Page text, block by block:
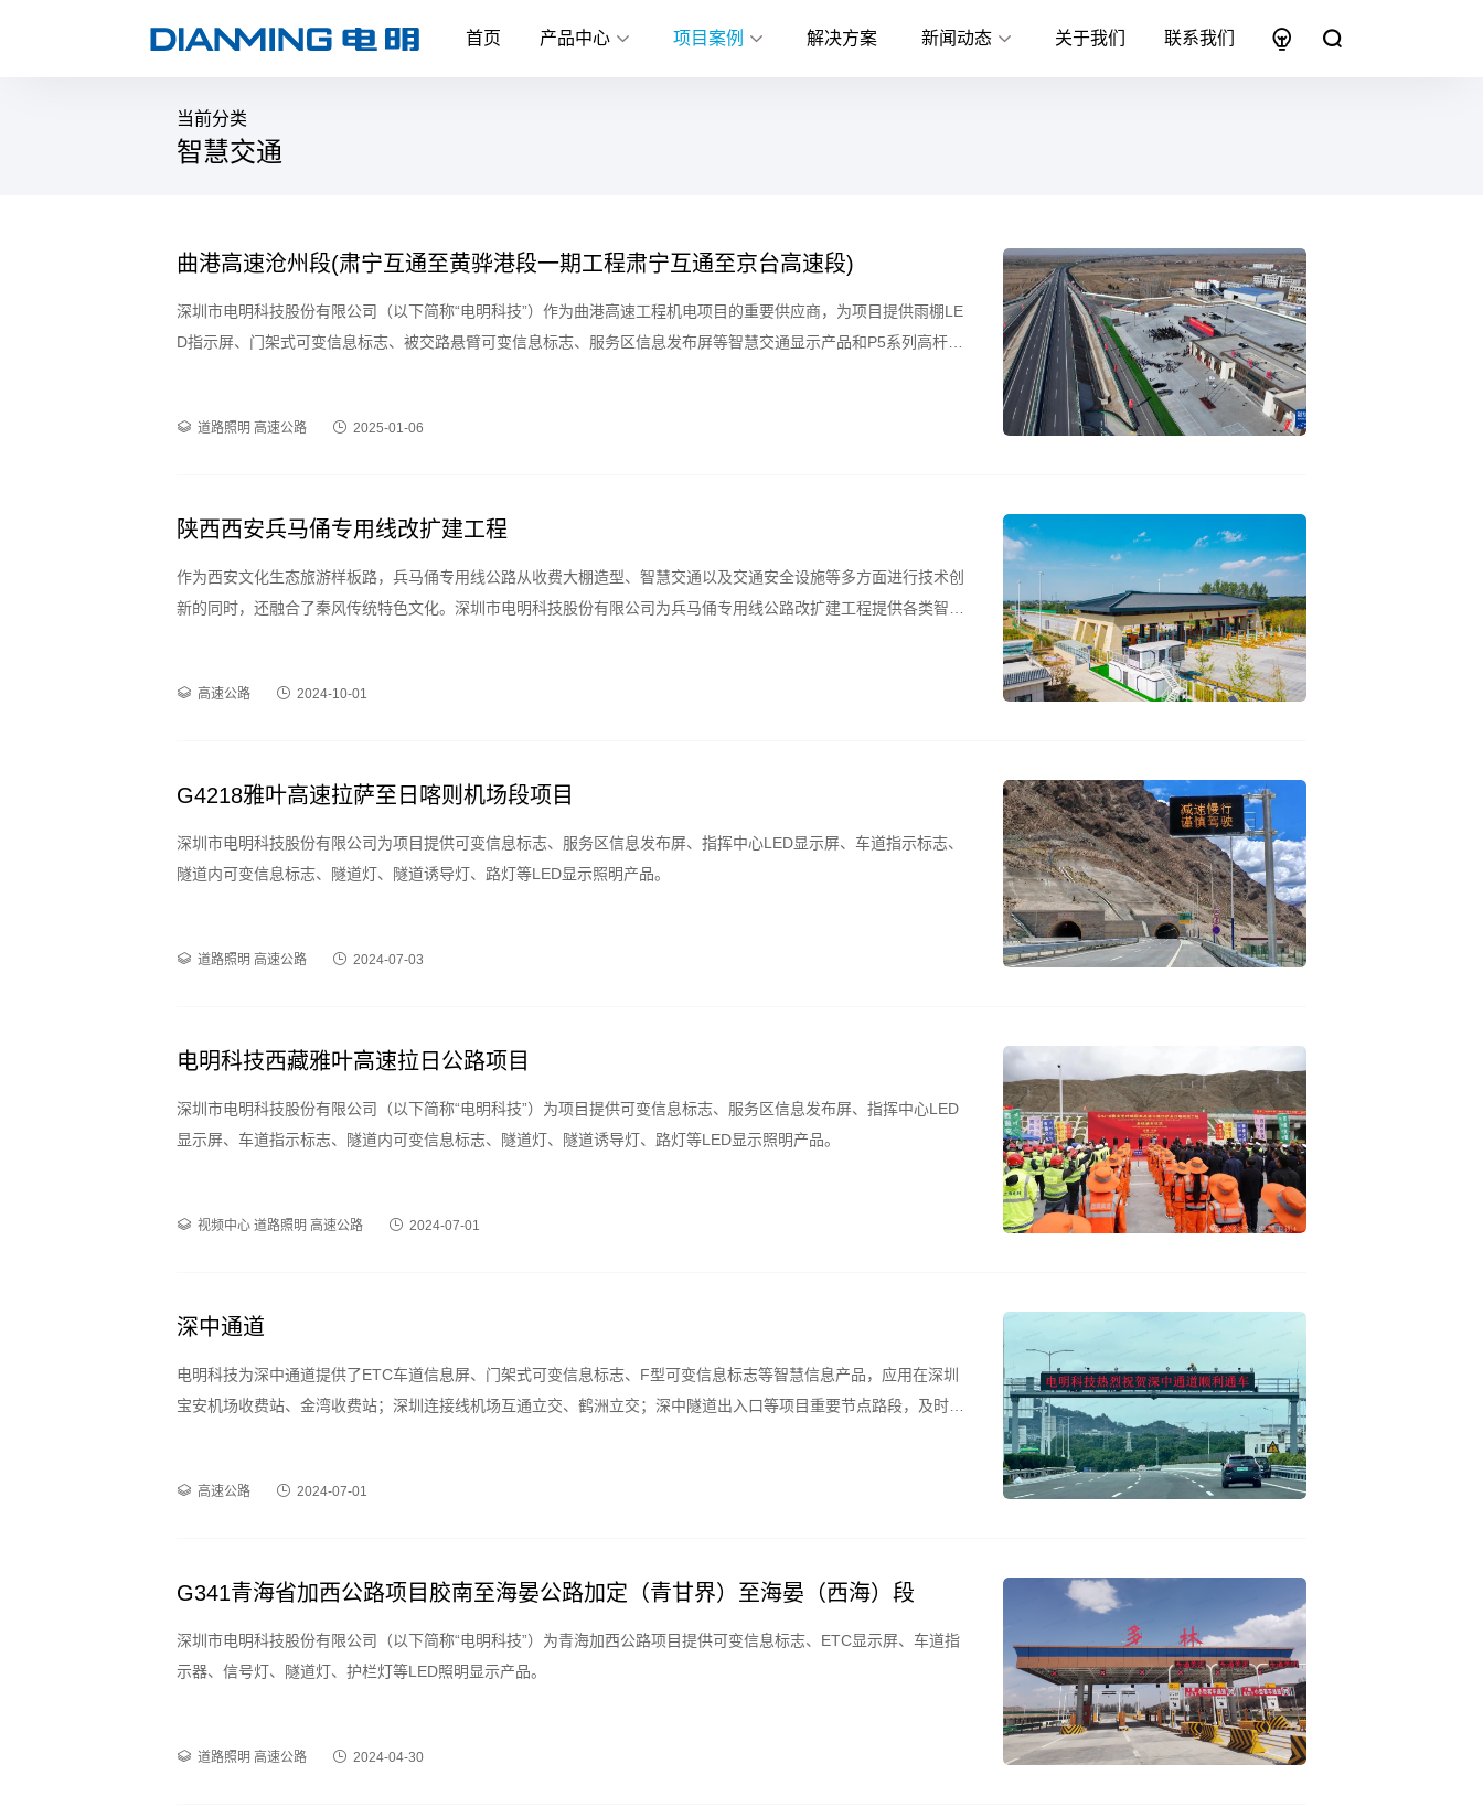
首页 产品中心 项目案例 解决方案 新闻动态 关于我们 联系我们
当前分类
智慧交通
曲港高速沧州段(肃宁互通至黄骅港段一期工程肃宁互通至京台高速段)
深圳市电明科技股份有限公司（以下简称“电明科技”）作为曲港高速工程机电项目的重要供应商，为项目提供雨棚LE
D指示屏、门架式可变信息标志、被交路悬臂可变信息标志、服务区信息发布屏等智慧交通显示产品和P5系列高杆灯
道路照明 高速公路 2025-01-06
陕西西安兵马俑专用线改扩建工程
作为西安文化生态旅游样板路，兵马俑专用线公路从收费大棚造型、智慧交通以及交通安全设施等多方面进行技术创
新的同时，还融合了秦风传统特色文化。深圳市电明科技股份有限公司为兵马俑专用线公路改扩建工程提供各类智慧
高速公路 2024-10-01
G4218雅叶高速拉萨至日喀则机场段项目
深圳市电明科技股份有限公司为项目提供可变信息标志、服务区信息发布屏、指挥中心LED显示屏、车道指示标志、
隧道内可变信息标志、隧道灯、隧道诱导灯、路灯等LED显示照明产品。
道路照明 高速公路 2024-07-03
电明科技西藏雅叶高速拉日公路项目
深圳市电明科技股份有限公司（以下简称“电明科技”）为项目提供可变信息标志、服务区信息发布屏、指挥中心LED
显示屏、车道指示标志、隧道内可变信息标志、隧道灯、隧道诱导灯、路灯等LED显示照明产品。
视频中心 道路照明 高速公路 2024-07-01
深中通道
电明科技为深中通道提供了ETC车道信息屏、门架式可变信息标志、F型可变信息标志等智慧信息产品，应用在深圳
宝安机场收费站、金湾收费站；深圳连接线机场互通立交、鹤洲立交；深中隧道出入口等项目重要节点路段，及时有
高速公路 2024-07-01
G341青海省加西公路项目胶南至海晏公路加定（青甘界）至海晏（西海）段
深圳市电明科技股份有限公司（以下简称“电明科技”）为青海加西公路项目提供可变信息标志、ETC显示屏、车道指
示器、信号灯、隧道灯、护栏灯等LED照明显示产品。
道路照明 高速公路 2024-04-30